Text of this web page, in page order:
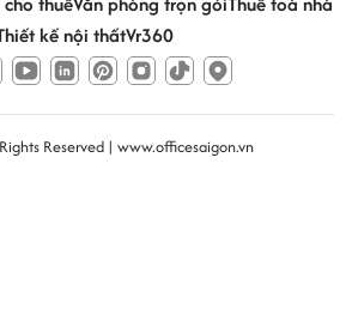
kế nội thấtVr360
Reserved | www.officesaigon.vn